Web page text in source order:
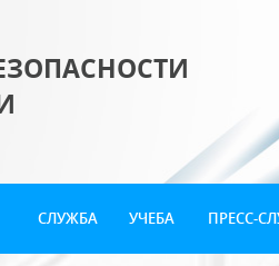
СЛУЖБА УЧЕБА ПРЕСС-